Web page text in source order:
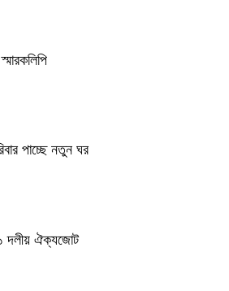
পাচ্ছে নতুন ঘর
১১ দলীয় ঐক্যজোট